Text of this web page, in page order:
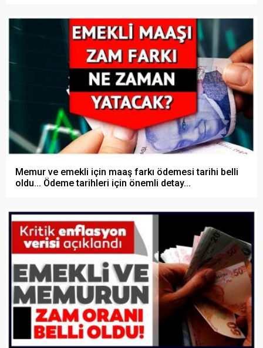
Memur ve emekli için maaş farkı ödemesi tarihi belli
oldu... Ödeme tarihleri için önemli detay...